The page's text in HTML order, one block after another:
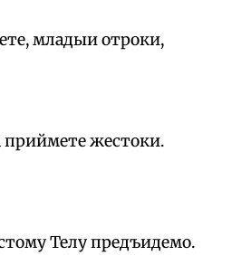
младыи отроки,
приймете жестоки.
Телу предъидемо.